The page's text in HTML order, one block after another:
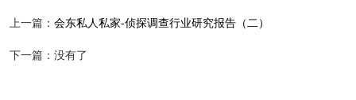
上一篇： 会东私人私家-侦探调查行业研究报告（二）
下一篇：没有了